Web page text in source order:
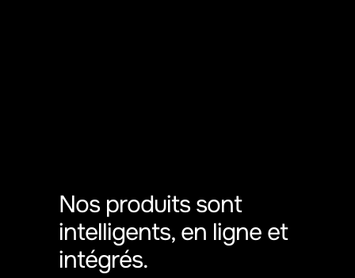
Nos produits sont
intelligents, en ligne et
intégrés.